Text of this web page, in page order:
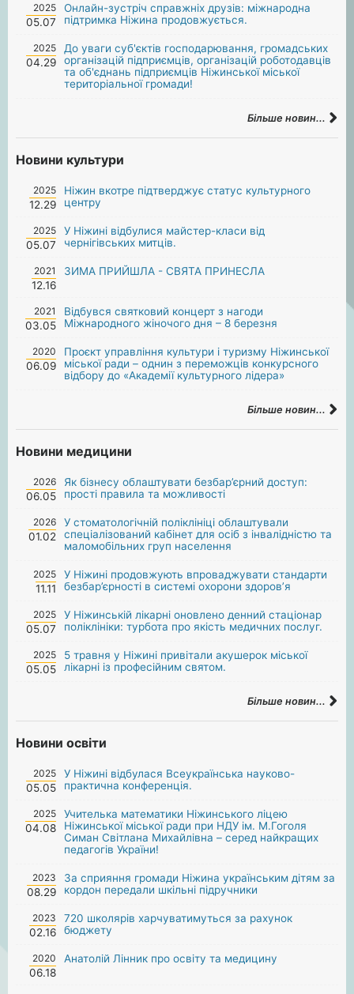
2025
05.07
Онлайн-зустріч справжніх друзів: міжнародна
підтримка Ніжина продовжується.
2025
04.29
До уваги суб'єктів господарювання, громадських
організацій підприємців, організацій роботодавців
та об'єднань підприємців Ніжинської міської
територіальної громади!
Більше новин...
Новини культури
2025
12.29
Ніжин вкотре підтверджує статус культурного
центру
2025
05.07
У Ніжині відбулися майстер-класи від
чернігівських митців.
2021
12.16
ЗИМА ПРИЙШЛА - СВЯТА ПРИНЕСЛА
2021
03.05
Відбувся святковий концерт з нагоди
Міжнародного жіночого дня – 8 березня
2020
06.09
Проєкт управління культури і туризму Ніжинської
міської ради – однин з переможців конкурсного
відбору до «Академії культурного лідера»
Більше новин...
Новини медицини
2026
06.05
Як бізнесу облаштувати безбар’єрний доступ:
прості правила та можливості
2026
01.02
У стоматологічній поліклініці облаштували
спеціалізований кабінет для осіб з інвалідністю та
маломобільних груп населення
2025
11.11
У Ніжині продовжують впроваджувати стандарти
безбар’єрності в системі охорони здоров’я
2025
05.07
У Ніжинській лікарні оновлено денний стаціонар
поліклініки: турбота про якість медичних послуг.
2025
05.05
5 травня у Ніжині привітали акушерок міської
лікарні із професійним святом.
Більше новин...
Новини освіти
2025
05.05
У Ніжині відбулася Всеукраїнська науково-
практична конференція.
2025
04.08
Учителька математики Ніжинського ліцею
Ніжинської міської ради при НДУ ім. М.Гоголя
Симан Світлана Михайлівна – серед найкращих
педагогів України!
2023
08.29
За сприяння громади Ніжина українським дітям за
кордон передали шкільні підручники
2023
02.16
720 школярів харчуватимуться за рахунок
бюджету
2020
06.18
Анатолій Лінник про освіту та медицину